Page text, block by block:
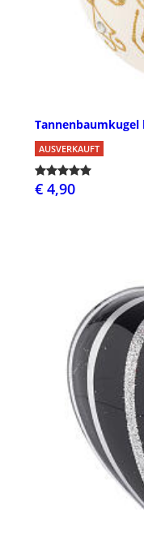
Tannenbaumkugel
AUSVERKAUFT
€ 4,90